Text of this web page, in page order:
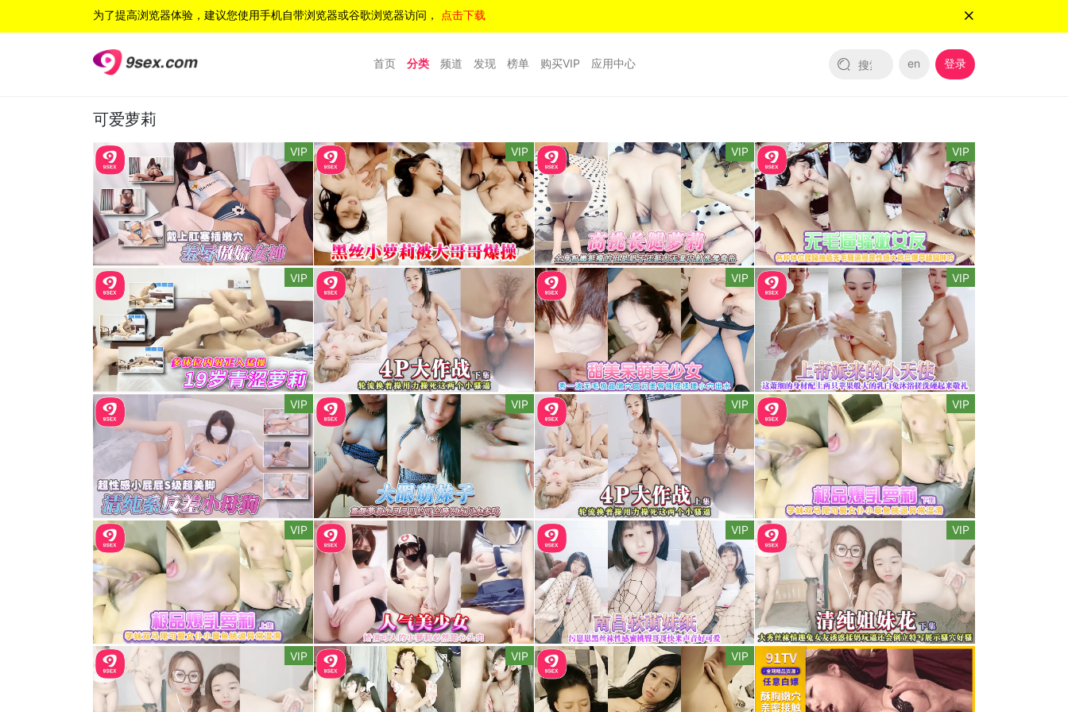
为了提高浏览器体验，建议您使用手机自带浏览器或谷歌浏览器访问， 点击下载
首页 分类 频道 发现 榜单 购买VIP 应用中心 en 登录
可爱萝莉
VIP VIP VIP VIP
VIP VIP VIP
VIP VIP VIP VIP
VIP VIP VIP
VIP VIP VIP